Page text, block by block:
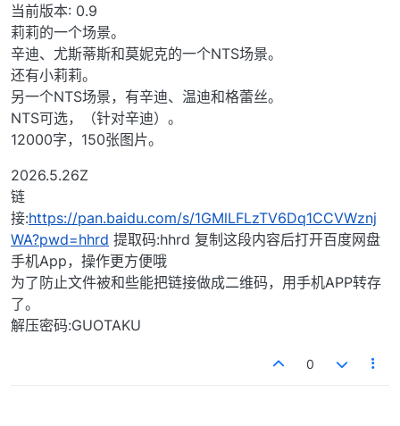
当前版本: 0.9
莉莉的一个场景。
辛迪、尤斯蒂斯和莫妮克的一个NTS场景。
还有小莉莉。
另一个NTS场景，有辛迪、温迪和格蕾丝。
NTS可选，（针对辛迪）。
12000字，150张图片。
2026.5.26Z
链
接:https://pan.baidu.com/s/1GMlLFLzTV6Dq1CCVWznj
WA?pwd=hhrd 提取码:hhrd 复制这段内容后打开百度网盘
手机App，操作更方便哦
为了防止文件被和些能把链接做成二维码，用手机APP转存
了。
解压密码:GUOTAKU
0